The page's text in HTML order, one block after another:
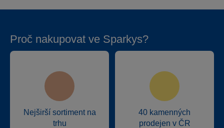
Proč nakupovat ve Sparkys?
Nejširší sortiment na
trhu
40 kamenných
prodejen v ČR